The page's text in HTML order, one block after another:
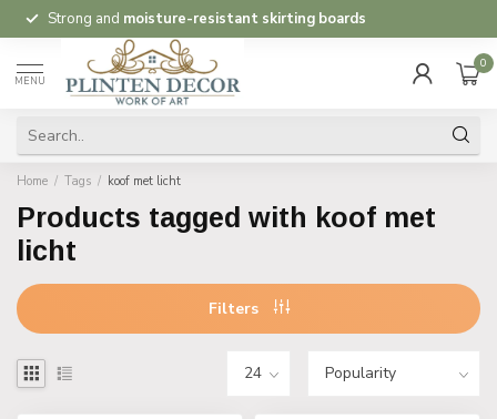
Strong and moisture-resistant skirting boards
MENU
0
Home / Tags / koof met licht
Products tagged with koof met
licht
Filters